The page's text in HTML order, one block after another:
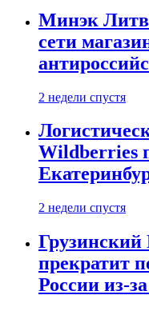
Минэк
сети
2 недели спустя
Wildberries
2 недели спустя
прекратит
России из-